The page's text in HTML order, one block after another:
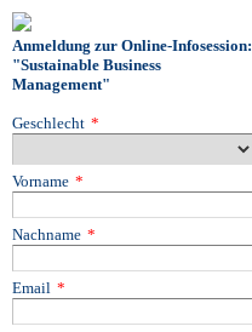
Anmeldung zur Online-Infosession:
"Sustainable Business
Management"
Geschlecht *
Vorname *
Nachname *
Email *